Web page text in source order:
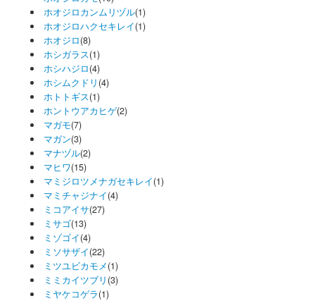
ホオジロカンムリヅル(1)
ホオジロハクセキレイ(1)
ホオジロ(8)
ホシガラス(1)
ホシハジロ(4)
ホシムクドリ (4)
ホトトギス(1)
ホントウアカヒゲ(2)
マガモ(7)
マガン(3)
マナヅル(2)
マヒワ(15)
マミジロツメナガセキレイ(1)
マミチャジナイ(4)
ミコアイサ(27)
ミサゴ(13)
ミゾゴイ(4)
ミソサザイ(22)
ミツユビカモメ(1)
ミミカイツブリ (3)
ミヤケコゲラ(1)